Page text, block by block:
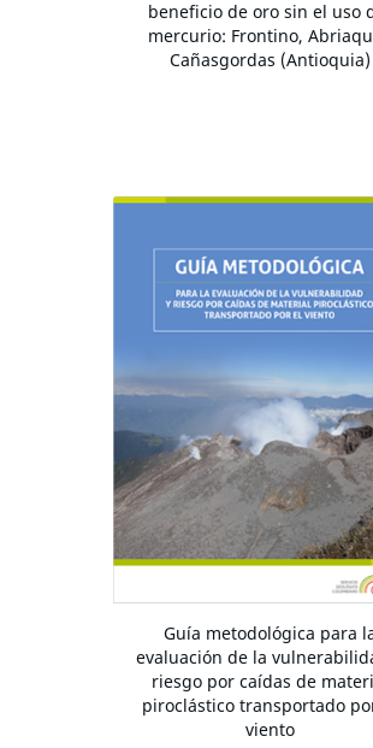
beneficio de oro sin el uso
mercurio: Frontino,
Cañasgordas (Antioquia)
Guía metodológica para
evaluación de la
riesgo por caídas de
piroclástico transportado
viento